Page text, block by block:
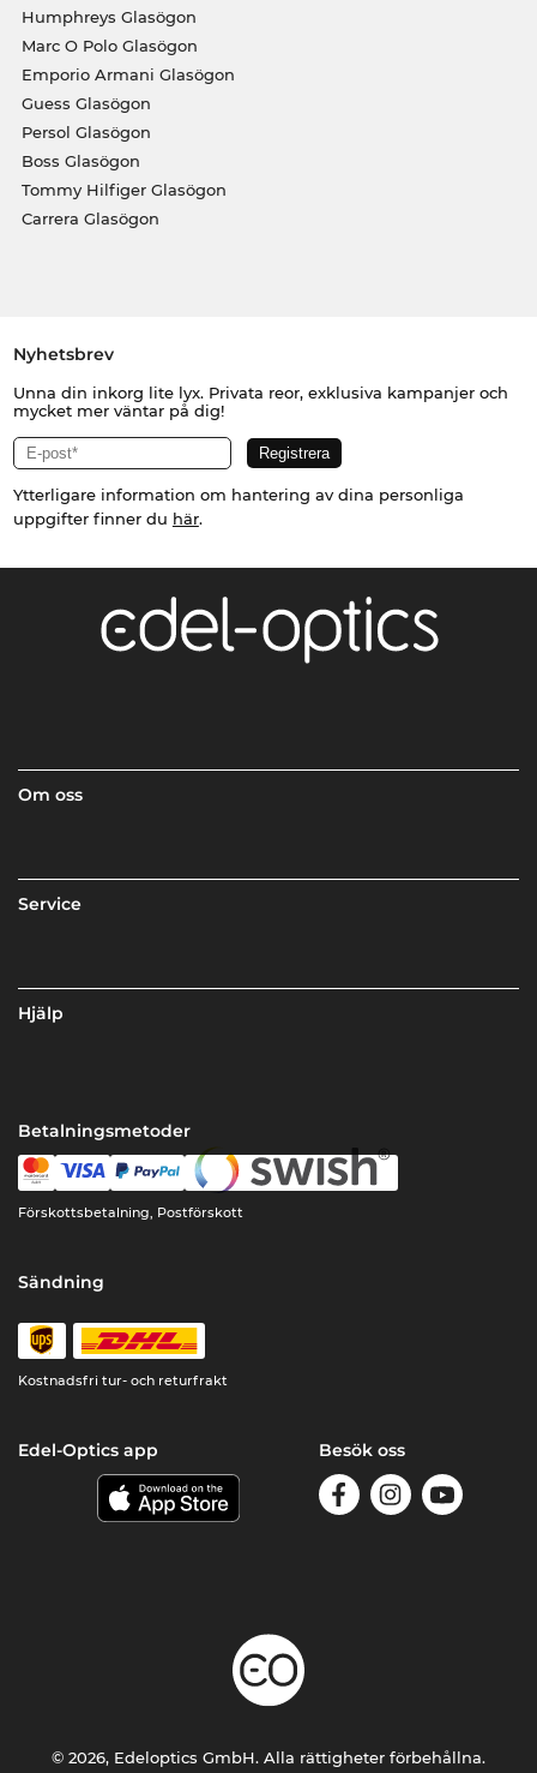
Humphreys Glasögon
Marc O Polo Glasögon
Emporio Armani Glasögon
Guess Glasögon
Persol Glasögon
Boss Glasögon
Tommy Hilfiger Glasögon
Carrera Glasögon
Nyhetsbrev
Unna din inkorg lite lyx. Privata reor, exklusiva kampanjer och
mycket mer väntar på dig!
Ytterligare information om hantering av dina personliga
uppgifter finner du här.
Om oss
Service
Hjälp
Betalningsmetoder
Förskottsbetalning, Postförskott
Sändning
Kostnadsfri tur- och returfrakt
Edel-Optics app Besök oss
© 2026, Edeloptics GmbH. Alla rättigheter förbehållna.